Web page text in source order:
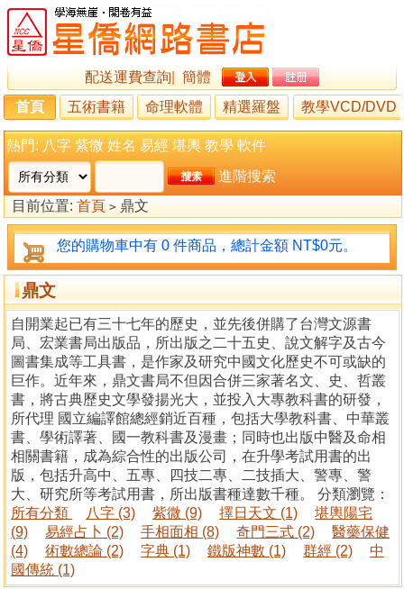
配送運費查詢
簡體
首頁
五術書籍 命理軟體 精選羅盤 教學VCD/DVD
熱門: 八字 紫微 姓名 易經 堪輿 教學 軟件
進階搜索
目前位置: 首頁 > 鼎文
您的購物車中有 0 件商品，總計金額 NT$0元。
鼎文
自開業起已有三十七年的歷史，並先後併購了台灣文源書
局、宏業書局出版品，所出版之二十五史、說文解字及古今
圖書集成等工具書，是作家及研究中國文化歷史不可或缺的
巨作。近年來，鼎文書局不但因合併三家著名文、史、哲叢
書，將古典歷史文學發揚光大，並投入大專教科書的研發，
所代理 國立編譯館總經銷近百種，包括大學教科書、中華叢
書、學術譯著、國一教科書及漫畫；同時也出版中醫及命相
相關書籍，成為綜合性的出版公司，在升學考試用書的出
版，包括升高中、五專、四技二專、二技插大、警專、警
大、研究所等考試用書，所出版書種達數千種。 分類瀏覽：
所有分類
八字 (3) 紫微 (9) 擇日天文 (1)
堪輿陽宅
(9)
易經占卜 (2) 手相面相 (8) 奇門三式 (2)
醫藥保健
(4)
術數總論 (2) 字典 (1) 鐵版神數 (1) 群經 (2)
中
國傳統 (1)